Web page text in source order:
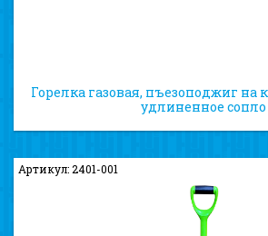
Горелка газовая, пъезоподжиг на
удлиненное сопло
Артикул: 2401-001